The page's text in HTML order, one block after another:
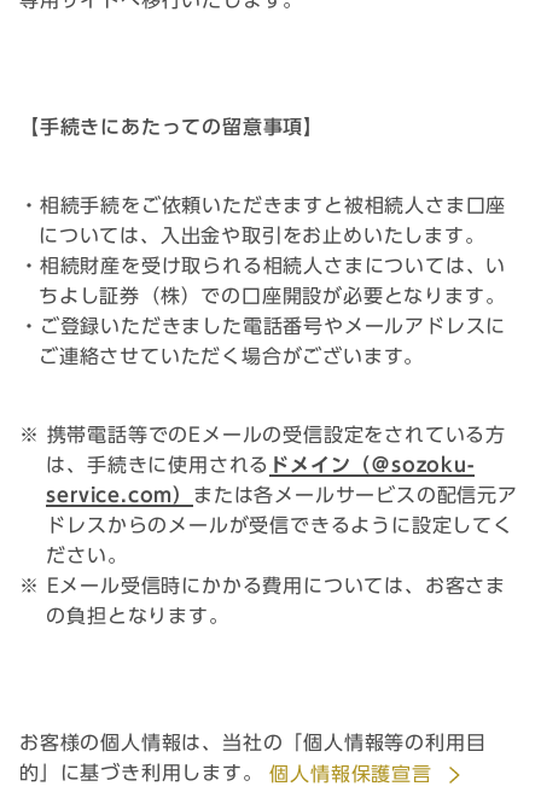
【手続きにあたっての留意事項】
・相続手続をご依頼いただきますと被相続人さま口座
については、入出金や取引をお止めいたします。
・相続財産を受け取られる相続人さまについては、い
ちよし証券（株）での口座開設が必要となります。
・ご登録いただきました電話番号やメールアドレスに
ご連絡させていただく場合がございます。
※ 携帯電話等でのEメールの受信設定をされている方
は、手続きに使用される ドメイン（＠sozoku-
service.com） または各メールサービスの配信元ア
ドレスからのメールが受信できるように設定してく
ださい。
※ Eメール受信時にかかる費用については、お客さま
の負担となります。
お客様の個人情報は、当社の「個人情報等の利用目
的」に基づき利用します。個人情報保護宣言